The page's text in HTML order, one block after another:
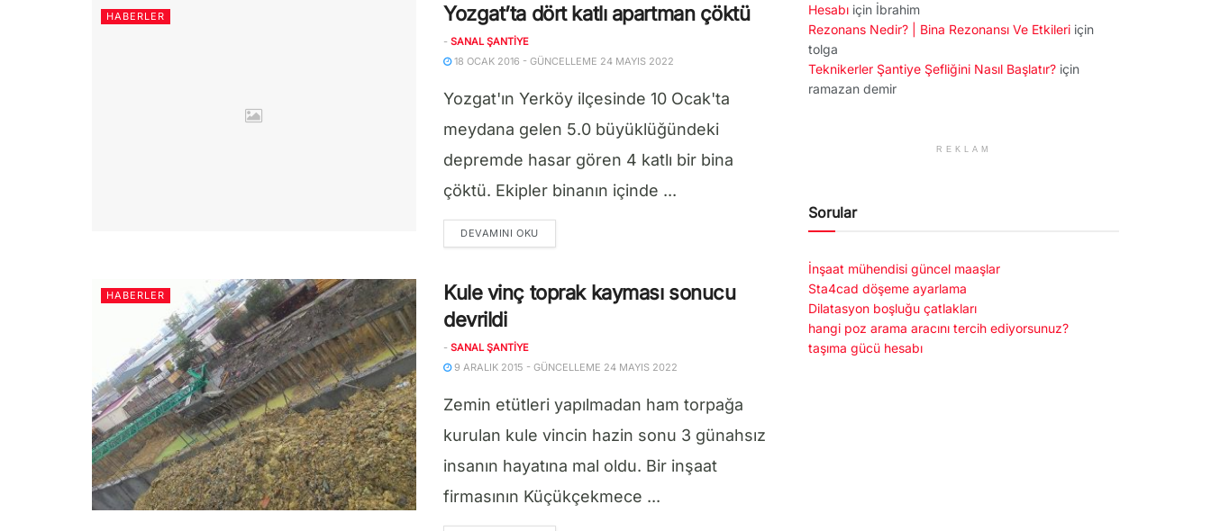
HABERLER Yozgat’ta dört katlı apartman çöktü
- SANAL ŞANTIYE
18 OCAK 2016 - GÜNCELLEME 24 MAYIS 2022
Yozgat'ın Yerköy ilçesinde 10 Ocak'ta
meydana gelen 5.0 büyüklüğündeki
depremde hasar gören 4 katlı bir bina
çöktü. Ekipler binanın içinde ...
DEVAMINI OKUDETAILS
HABERLER
Kule vinç toprak kayması sonucu
devrildi
- SANAL ŞANTIYE
9 ARALIK 2015 - GÜNCELLEME 24 MAYIS 2022
Zemin etütleri yapılmadan ham torpağa
kurulan kule vincin hazin sonu 3 günahsız
insanın hayatına mal oldu. Bir inşaat
firmasının Küçükçekmece ...
Hesabı için İbrahim
Rezonans Nedir? | Bina Rezonansı Ve Etkileri için
tolga
Teknikerler Şantiye Şefliğini Nasıl Başlatır? için
ramazan demir
REKLAM
Sorular
İnşaat mühendisi güncel maaşlar
Sta4cad döşeme ayarlama
Dilatasyon boşluğu çatlakları
hangi poz arama aracını tercih ediyorsunuz?
taşıma gücü hesabı